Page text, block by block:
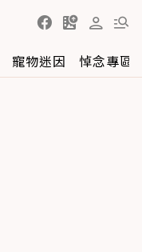
寵物迷因 悼念專區